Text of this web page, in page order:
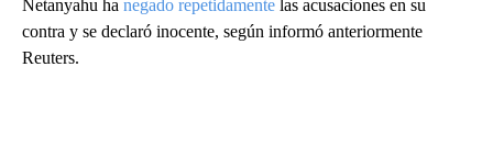
Netanyahu ha negado repetidamente las acusaciones en su
contra y se declaró inocente, según informó anteriormente
Reuters.